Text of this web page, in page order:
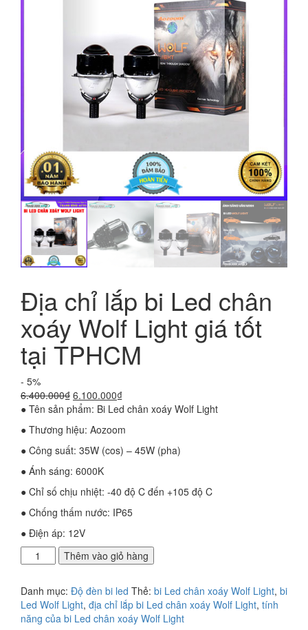
Địa chỉ lắp bi Led chân
xoáy Wolf Light giá tốt
tại TPHCM
- 5%
6.400.000₫ Giá
gốc
6.400.000₫.
6.100.000₫Giá
hiện
là:
6.100.000₫.
● Tên sản phẩm: Bi Led chân xoáy Wolf Light
● Thương hiệu: Aozoom
● Công suất: 35W (cos) – 45W (pha)
● Ánh sáng: 6000K
● Chỉ số chịu nhiệt: -40 độ C đến +105 độ C
● Chống thấm nước: IP65
● Điện áp: 12V
chỉ
bi
Led
chân
Thêm vào giỏ hàng
Danh mục: Độ đèn bi led Thẻ: bi Led chân xoáy Wolf Light, bi
Led Wolf Light, địa chỉ lắp bi Led chân xoáy Wolf Light, tính
năng của bi Led chân xoáy Wolf Light